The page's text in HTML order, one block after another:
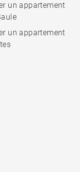
un appartement
un appartement